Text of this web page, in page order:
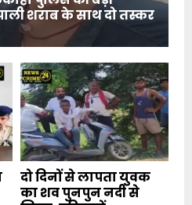
शराब के साथ दो तस्कर
दो दिनों से लापता युवक
का शव पुनपुन नदी से